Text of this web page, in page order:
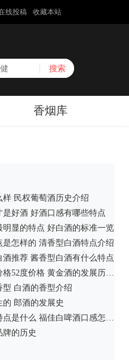
线投稿 收藏本站
香烟库
样 民权葡萄酒历史介绍
是好酒 好酒口感有哪些特点
明显的特点 好白酒的标准一览
是怎样的 清香型白酒特点介绍
酒推荐 酱香型白酒有什么特点
五粮液黄金酒价格52度价格 黄金酒的发展历史介绍
型 白酒的香型介绍
的 郎酒的发展史
福佳白啤酒的特点是什么 福佳白啤酒口感怎么样
牌的历史